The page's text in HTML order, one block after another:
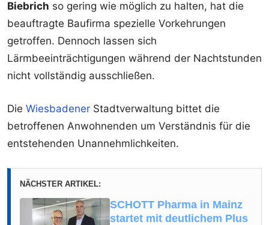
Biebrich so gering wie möglich zu halten, hat die
beauftragte Baufirma spezielle Vorkehrungen
getroffen. Dennoch lassen sich
Lärmbeeinträchtigungen während der Nachtstunden
nicht vollständig ausschließen.
Die Wiesbadener Stadtverwaltung bittet die
betroffenen Anwohnenden um Verständnis für die
entstehenden Unannehmlichkeiten.
NÄCHSTER ARTIKEL:
SCHOTT Pharma in Mainz
startet mit deutlichem Plus